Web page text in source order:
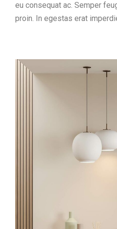
eu consequat ac. Semper
proin. In egestas erat